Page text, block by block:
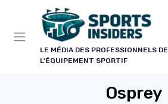
LE MÉDIA DES PROFESSIONNELS DE
L'ÉQUIPEMENT SPORTIF
Osprey
Panneau de gestion des cookies